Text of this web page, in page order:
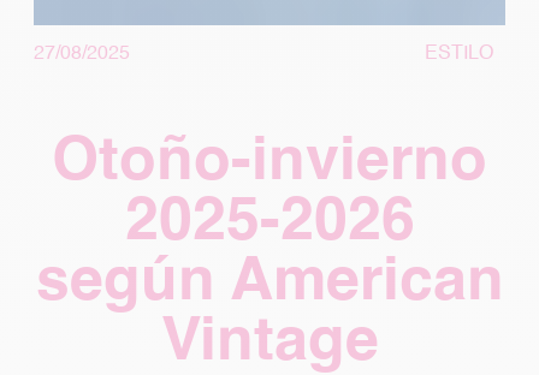
27/08/2025 ESTILO
Otoño-invierno
2025-2026
según American
Vintage